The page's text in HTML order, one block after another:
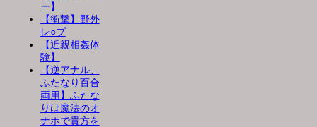
ー】
【衝撃】野外
レ○プ
【近親相姦体
験】
【逆アナル、
ふたなり百合
両用】ふたな
りは魔法のオ
ナホで貴方を